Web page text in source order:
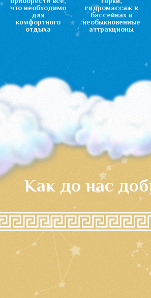
Стоимость и
режим работы
В стоимость билета включено пользование:
Дневная смена:
с 10:00 до 20:00
Взрослый - 2 700,00 ₽
Детский - 1 800,00 ₽
Дети до 105 см. -
бесплатно
Вечерняя смена:
Взрослый - 2 300,00 ₽
Детский - 1 600,00 ₽
Дети до 105 см. -
бесплатно
Бассейнами
Водными аттракционами
Лежаками и шезлонгами
Навесами и зонтами
Услугами медицинского пункта для
оказания экстренной медицинской помощи